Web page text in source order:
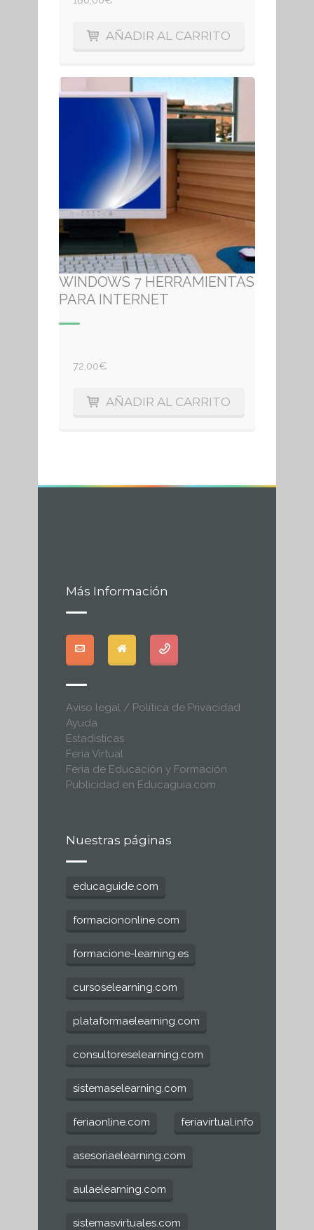
AÑADIR AL CARRITO
WINDOWS 7 HERRAMIENTAS
PARA INTERNET
72,00€
AÑADIR AL CARRITO
Más Información
Aviso legal / Política de Privacidad
Ayuda
Estadisticas
Feria Virtual
Feria de Educación y Formación
Publicidad en Educaguia.com
Nuestras páginas
educaguide.com
formaciononline.com
formacione-learning.es
cursoselearning.com
plataformaelearning.com
consultoreselearning.com
sistemaselearning.com
feriaonline.com feriavirtual.info
asesoriaelearning.com
aulaelearning.com
sistemasvirtuales.com